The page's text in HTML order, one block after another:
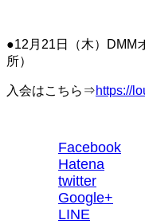
●12月21日（木）DMM
所）
入会はこちら⇒https://
Facebook
Hatena
twitter
Google+
LINE